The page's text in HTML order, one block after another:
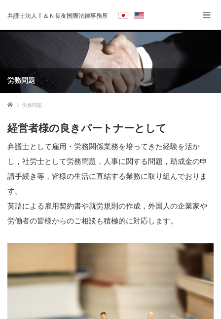
弁護士法人Ｔ＆Ｎ長友国際法律事務所
労務問題
ホーム 労務問題
経営者様の良きパートナーとして
弁護士として雇用・労務関係業務を培ってきた経験を活か
し，社労士として労務問題，人事に関する問題，助成金の申
請手続き等，皆様の生活に直結する業務に取り組んでおりま
す。
英語による雇用契約書や就労規則の作成，外国人の企業家や
労働者の皆様からのご相談も積極的に対応します。